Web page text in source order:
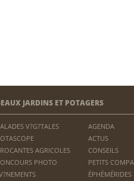
JARDINS ET POTAGERS
V?G?TALES
AGRICOLES
PHOTO
AGENDA
ACTUS
CONSEILS
PETITS
ÉPHÉMÉRIDES